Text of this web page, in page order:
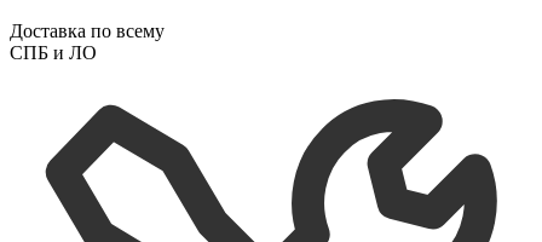
Доставка по всему
СПБ и ЛО